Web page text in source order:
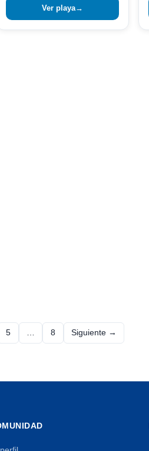
Ver playa→
Página
5
Página
8 Siguiente →